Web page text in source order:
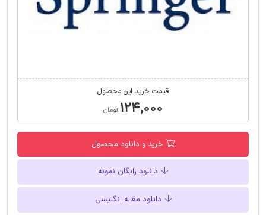
قیمت خرید این محصول
۱۲۴,۰۰۰ تومان
خرید و دانلود محصول
دانلود رایگان نمونه
دانلود مقاله انگلیسی